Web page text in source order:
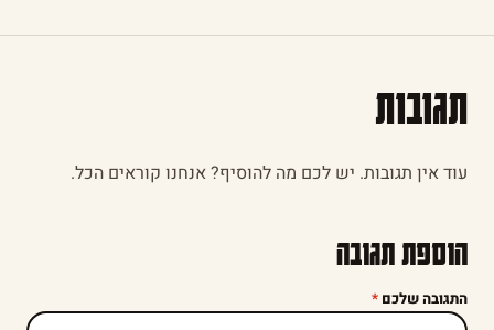
תגובות
עוד אין תגובות. יש לכם מה להוסיף? אנחנו קוראים הכל.
הוספת תגובה
התגובה שלכם *